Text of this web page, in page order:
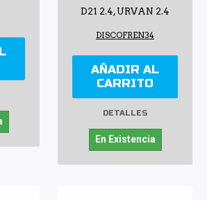
D21 2.4, URVAN 2.4
DISCOFREN34
AÑADIR AL
CARRITO
DETALLES
En Existencia